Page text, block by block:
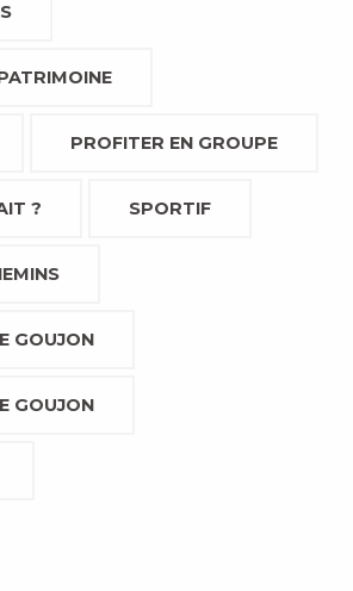
PROFITER EN GROUPE
? SPORTIF
GOUJON
GOUJON